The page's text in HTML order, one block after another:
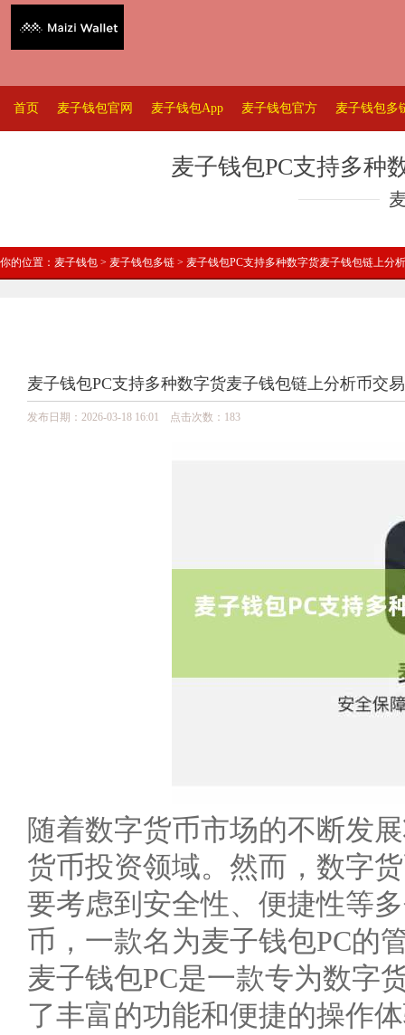
首页 麦子钱包官网 麦子钱包App 麦子钱包官方 麦子钱包多
麦子钱包PC支持多种
你的位置： 麦子钱包 > 麦子钱包多链 > 麦子钱包PC支持多种数字货麦子钱包链上分
麦子钱包PC支持多种数字货麦子钱包链上分析币交易
发布日期：2026-03-18 16:01 点击次数：183
随着数字货币市场的不断发
货币投资领域。然而，数字
要考虑到安全性、便捷性等
币，一款名为麦子钱包PC的
麦子钱包PC是一款专为数字
了丰富的功能和便捷的操作